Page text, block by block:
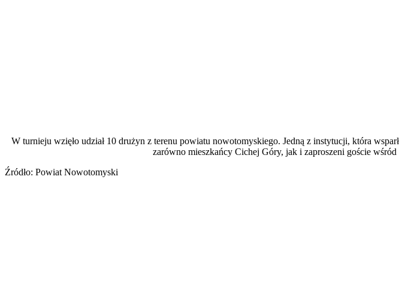
W turnieju wzięło udział 10 drużyn z terenu powiatu nowotomyskiego. Jedną z instytucji, która
zarówno mieszkańcy Cichej Góry, jak i zaproszeni goście
Źródło: Powiat Nowotomyski